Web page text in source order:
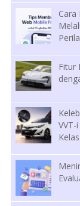
Cara
Fitur